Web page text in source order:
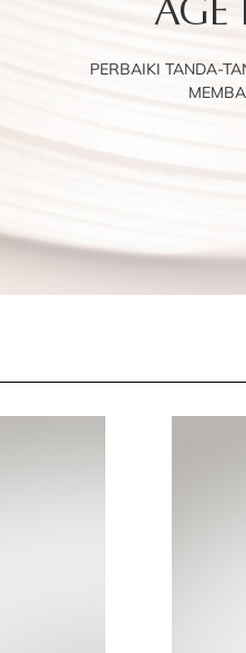
AGE
PERBAIKI TANDA-